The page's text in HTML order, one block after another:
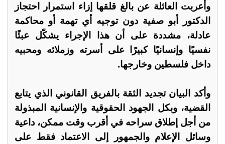
وأعربت العائلة عن بالغ قلقها إزاء استمرار احتجاز
الدكتور أبو صفية دون توجيه أي تهمة أو محاكمة
عادلة، مشددة على أن هذا الإجراء يشكّل عبئًا
نفسيًا وإنسانيًا كبيرًا على أسرته وزملائه ومحبيه
داخل فلسطين وخارجها.
وأكد البيان تجديد الثقة بالفريق القانوني الذي يتابع
القضية، وبكل الجهود الحقوقية والإنسانية المبذولة
من أجل إطلاق سراحه في أقرب وقت ممكن، داعية
وسائل الإعلام والجمهور إلى الاعتماد فقط على